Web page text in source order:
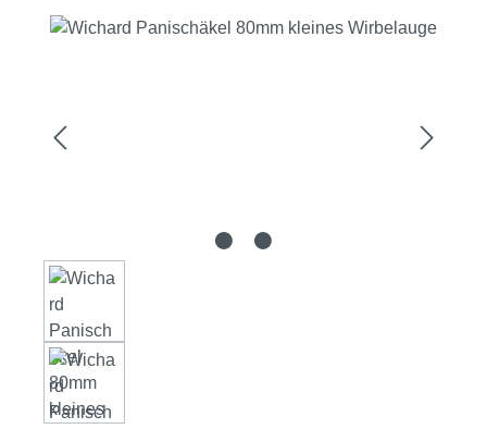
Bildergalerie überspringen